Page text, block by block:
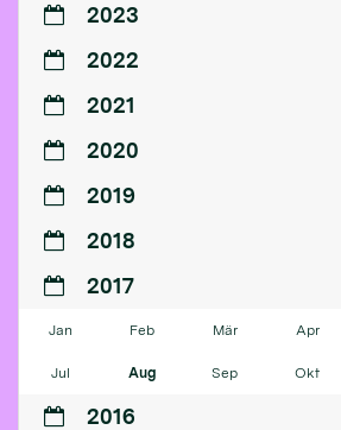
2023
2022
2021
2020
2019
2018
2017
Jan Feb Mär Apr
Jul Aug Sep Okt
2016